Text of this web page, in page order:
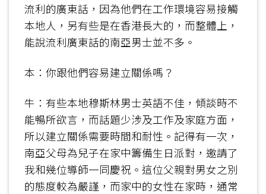
流利的廣東話，因為他們在工作環境容易接觸
本地人，另有些是在香港長大的，而整體上，
能說流利廣東話的南亞男士並不多。
本：你跟他們容易建立關係嗎？
牛：有些本地穆斯林男士英語不佳，傾談時不
能暢所欲言，而話題少涉及工作及家庭方面，
所以建立關係需要時間和耐性。記得有一次，
南亞父母為兒子在家中籌備生日派對，邀請了
我和幾位導師一同慶祝。這位父親對男女之別
的態度較為嚴謹，而家中的女性在家時，通常